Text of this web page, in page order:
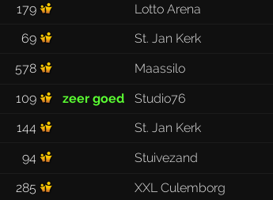
179 Lotto Arena
69 St. Jan Kerk
578 Maassilo
109 zeer goed Studio76
144 St. Jan Kerk
94 Stuivezand
285 XXL Culemborg